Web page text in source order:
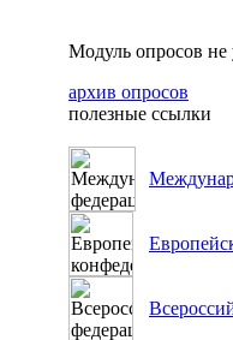
Модуль опросов не
архив опросов
полезные ссылки